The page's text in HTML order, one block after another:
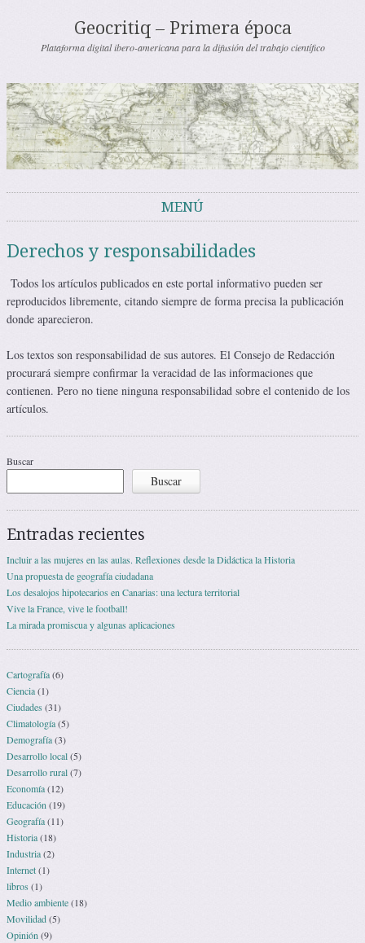
Geocritiq – Primera época
Plataforma digital ibero-americana para la difusión del trabajo científico
MENÚ
Derechos y responsabilidades
Todos los artículos publicados en este portal informativo pueden ser
reproducidos libremente, citando siempre de forma precisa la publicación
donde aparecieron.
Los textos son responsabilidad de sus autores. El Consejo de Redacción
procurará siempre confirmar la veracidad de las informaciones que
contienen. Pero no tiene ninguna responsabilidad sobre el contenido de los
artículos.
Buscar
Buscar
Entradas recientes
Incluir a las mujeres en las aulas. Reflexiones desde la Didáctica la Historia
Una propuesta de geografía ciudadana
Los desalojos hipotecarios en Canarias: una lectura territorial
Vive la France, vive le football!
La mirada promiscua y algunas aplicaciones
Cartografía(6)
Ciencia(1)
Ciudades (31)
Climatología(5)
Demografía(3)
Desarrollo local(5)
Desarrollo rural(7)
Economía(12)
Educación (19)
Geografía(11)
Historia(18)
Industria(2)
Internet(1)
libros (1)
Medio ambiente(18)
Movilidad(5)
Opinión (9)